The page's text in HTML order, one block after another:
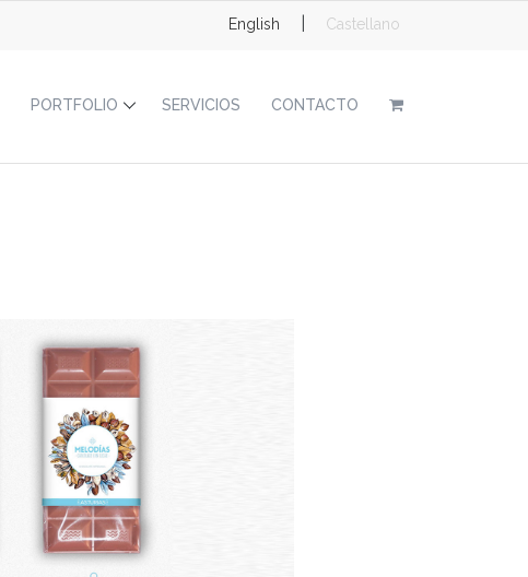
English Castellano
PORTFOLIO SERVICIOS CONTACTO